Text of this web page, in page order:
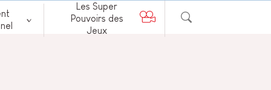
Les Super
Pouvoirs des
Jeux